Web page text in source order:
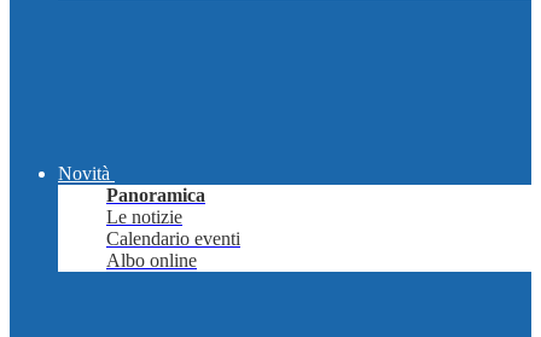
Novità
Panoramica
Le notizie
Calendario eventi
Albo online